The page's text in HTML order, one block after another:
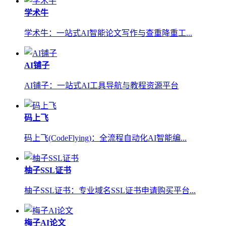
学术牛
学术牛：一站式AI智能论文写作与查重降重工...
AI铺子
AI铺子：一站式AI工具导航与教程资源平台
码上飞
码上飞(CodeFlying)：全流程自动化AI智能编...
柚子SSL证书
柚子SSL证书：专业域名SSL证书申请购买平台...
梅子AI论文